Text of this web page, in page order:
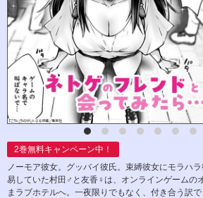
2巻無料キャンペーン中！
ノーモア彼女。グッバイ彼氏。束縛彼女にモラハ
易していた村田♂と友香♀は、オンラインゲームの
まラブホテルへ。一夜限りでもなく、付き合う訳